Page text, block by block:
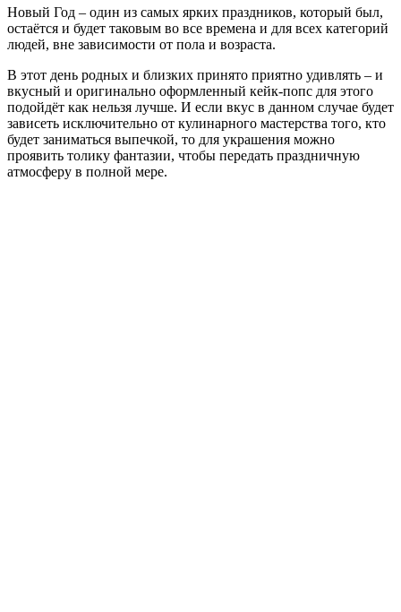
Новый Год – один из самых ярких праздников, который был,
остаётся и будет таковым во все времена и для всех категорий
людей, вне зависимости от пола и возраста.
В этот день родных и близких принято приятно удивлять – и
вкусный и оригинально оформленный кейк-попс для этого
подойдёт как нельзя лучше. И если вкус в данном случае будет
зависеть исключительно от кулинарного мастерства того, кто
будет заниматься выпечкой, то для украшения можно
проявить толику фантазии, чтобы передать праздничную
атмосферу в полной мере.